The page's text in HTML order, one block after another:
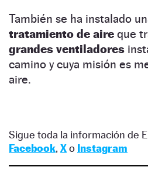
También se ha instalado
tratamiento de aire que
grandes ventiladores
camino y cuya misión es
aire.
Sigue toda la información de
Facebook, Xo Instagram